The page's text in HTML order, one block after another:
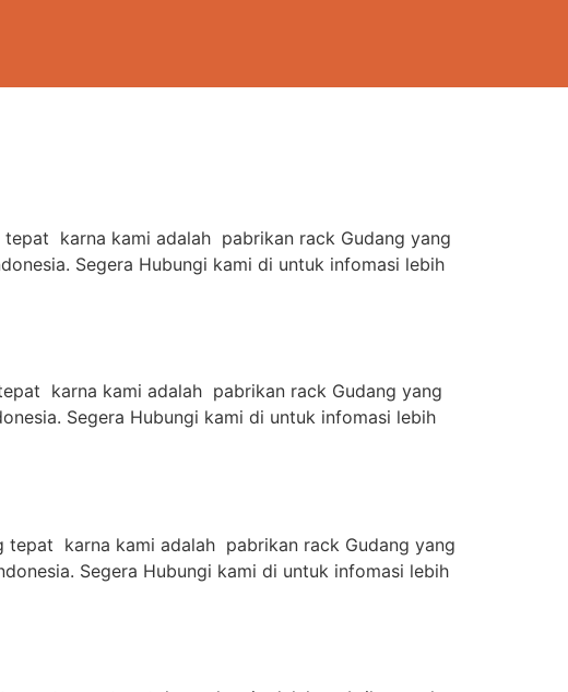
karna kami adalah pabrikan rack Gudang yang
Segera Hubungi kami di untuk infomasi lebih
karna kami adalah pabrikan rack Gudang yang
Segera Hubungi kami di untuk infomasi lebih
tepat karna kami adalah pabrikan rack Gudang yang
Segera Hubungi kami di untuk infomasi lebih